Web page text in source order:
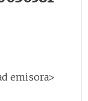
emisora>